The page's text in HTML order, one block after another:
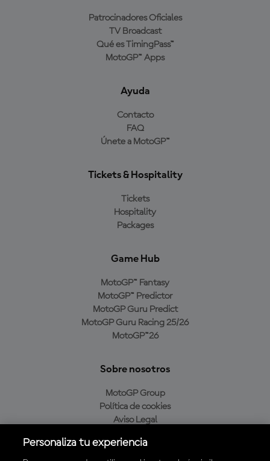
Patrocinadores Oficiales
TV Broadcast
Qué es TimingPass™
MotoGP™ Apps
Ayuda
Contacto
FAQ
Únete a MotoGP™
Tickets & Hospitality
Tickets
Hospitality
Packages
Game Hub
MotoGP™ Fantasy
MotoGP™ Predictor
MotoGP Guru Predict
MotoGP Guru Racing 25/26
MotoGP™26
Sobre nosotros
MotoGP Group
Política de cookies
Aviso Legal
Política de compra
Personaliza tu experiencia